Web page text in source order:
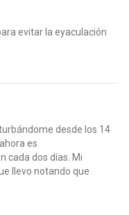
evitar la eyaculación
desde los 14
es
cada dos días. Mi
llevo notando que